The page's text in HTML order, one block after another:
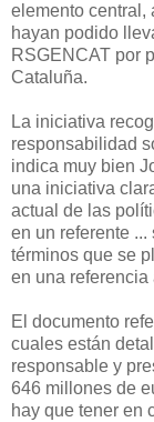
elemento central,
hayan podido
RSGENCAT por
Cataluña.
La iniciativa
responsabilidad
indica muy bien
una iniciativa
actual de las
en un referente
términos que se
en una
El documento
cuales están
responsable y
646 millones de
hay que tener en